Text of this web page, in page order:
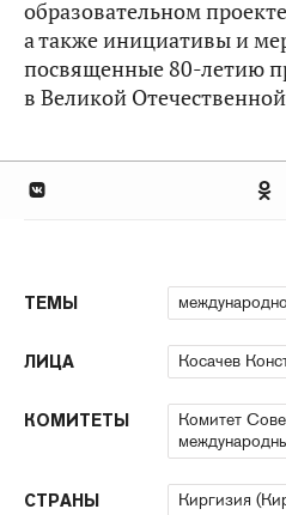
образовательном
а также инициативы и
посвященные 80-летию
в Великой
ТЕМЫ
ЛИЦА Косачев
КОМИТЕТЫ
Комитет
СТРАНЫ Киргизия